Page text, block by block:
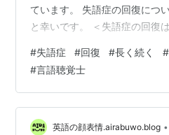
ています。 失語症の回復につ
と幸いです。 ＜失語症の回復
ビリを続けると長期的に回復
失語症の検査の結果が横ばい
コミュニケーションの応用力
でのコミュニケーションのス
たくさんいらっしゃいます。
#失語症 #回復 #長く続く #
#言語聴覚士
英語の顔表情.airabuwo.blog •